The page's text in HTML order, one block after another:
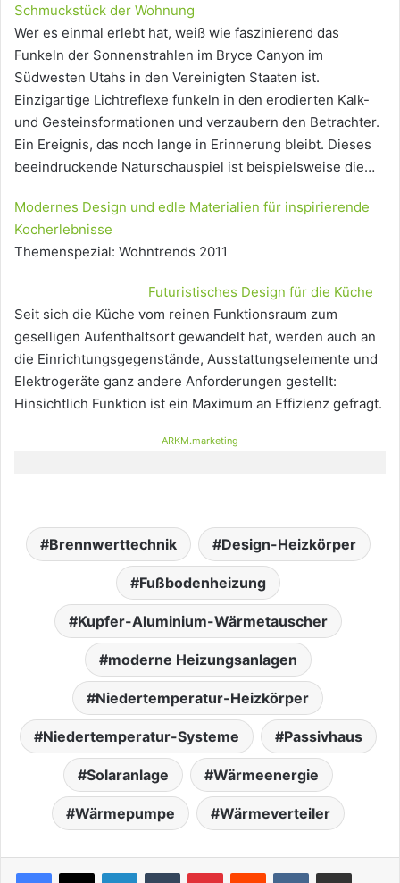
Schmuckstück der Wohnung
Wer es einmal erlebt hat, weiß wie faszinierend das
Funkeln der Sonnenstrahlen im Bryce Canyon im
Südwesten Utahs in den Vereinigten Staaten ist.
Einzigartige Lichtreflexe funkeln in den erodierten Kalk-
und Gesteinsformationen und verzaubern den Betrachter.
Ein Ereignis, das noch lange in Erinnerung bleibt. Dieses
beeindruckende Naturschauspiel ist beispielsweise die…
Modernes Design und edle Materialien für inspirierende
Kocherlebnisse
Themenspezial: Wohntrends 2011
Futuristisches Design für die Küche
Seit sich die Küche vom reinen Funktionsraum zum
geselligen Aufenthaltsort gewandelt hat, werden auch an
die Einrichtungsgegenstände, Ausstattungselemente und
Elektrogeräte ganz andere Anforderungen gestellt:
Hinsichtlich Funktion ist ein Maximum an Effizienz gefragt.
ARKM.marketing
Brennwerttechnik Design-Heizkörper
Fußbodenheizung
Kupfer-Aluminium-Wärmetauscher
moderne Heizungsanlagen
Niedertemperatur-Heizkörper
Niedertemperatur-Systeme Passivhaus
Solaranlage Wärmeenergie
Wärmepumpe Wärmeverteiler